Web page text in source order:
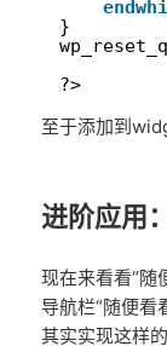
17
18
20
}
?>
至于添加到
进阶应用
现在来看看“随
导航栏“随便看
其实实现这样